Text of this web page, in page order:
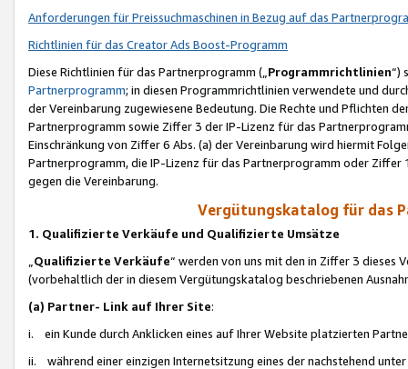
Anforderungen für Preissuchmaschinen in Bezug auf das
Richtlinien für das Creator Ads Boost-Programm
Diese Richtlinien für das Partnerprogramm („Programmrichtlinien“)
Partnerprogramm; in diesen Programmrichtlinien verwendete und
der Vereinbarung zugewiesene Bedeutung. Die Rechte und Pflichten
Partnerprogramm sowie Ziffer 3 der IP-Lizenz für das
Einschränkung von Ziffer 6 Abs. (a) der Vereinbarung wird hiermit
Partnerprogramm, die IP-Lizenz für das Partnerprogramm oder
gegen die Vereinbarung.
Vergütungskatalog für das
1. Qualifizierte Verkäufe und Qualifizierte Umsätze
Qualifizierte Verkäufe“ werden von uns mit den in Ziffer 3
(vorbehaltlich der in diesem Vergütungskatalog beschriebenen
(a) Partner- Link auf Ihrer Site:
i. ein Kunde durch Anklicken eines auf Ihrer Website platzierten
ii. während einer einzigen Internetsitzung eines der nachstehend